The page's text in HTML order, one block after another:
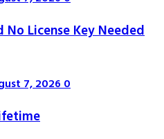
No License Key Needed
7, 20260